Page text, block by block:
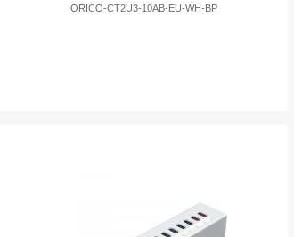
ORICO-CT2U3-10AB-EU-WH-BP